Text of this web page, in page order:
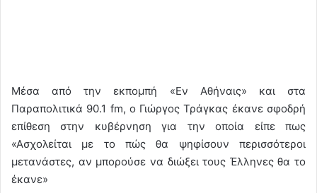
Μέσα από την εκπομπή «Εν Αθήναις» και στα
Παραπολιτικά 90.1 fm, ο Γιώργος Τράγκας έκανε σφοδρή
επίθεση στην κυβέρνηση για την οποία είπε πως
«Ασχολείται με το πώς θα ψηφίσουν περισσότεροι
μετανάστες, αν μπορούσε να διώξει τους Έλληνες θα το
έκανε»